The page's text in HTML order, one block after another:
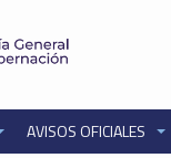
AVISOS OFICIALES